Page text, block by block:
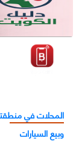
المحلات في
وبيع السيارات